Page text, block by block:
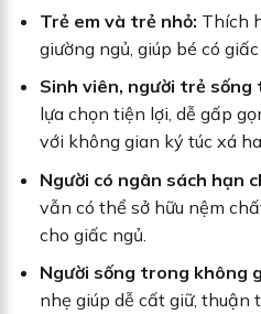
Trẻ em và trẻ nhỏ: Thích
giường ngủ, giúp bé có giấc
Sinh viên, người trẻ sống
lựa chọn tiện lợi, dễ gấp
với không gian ký túc xá
Người có ngân sách hạn
vẫn có thể sở hữu nệm
cho giấc ngủ.
Người sống trong không
nhẹ giúp dễ cất giữ, thuận